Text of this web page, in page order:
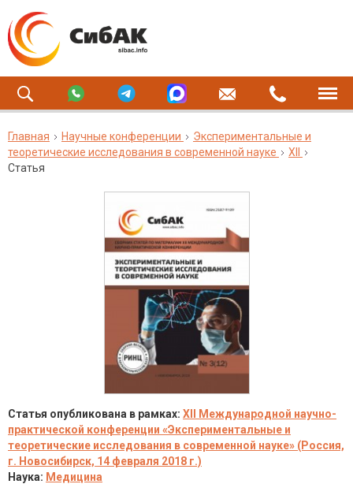
Главная Научные конференции
Экспериментальные и
теоретические исследования в современной науке
XII
Статья
Статья опубликована в рамках: XII Международной научно-
практической конференции «Экспериментальные и
теоретические исследования в современной науке» (Россия,
г. Новосибирск, 14 февраля 2018 г.)
Наука: Медицина